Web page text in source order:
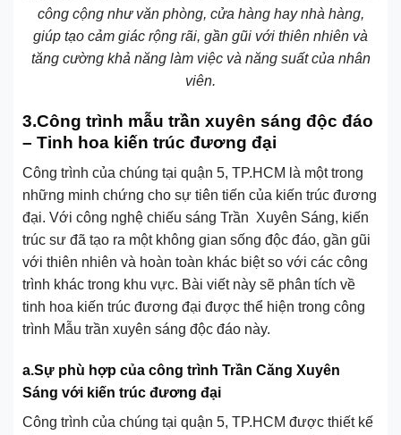
công cộng như văn phòng, cửa hàng hay nhà hàng,
giúp tạo cảm giác rộng rãi, gần gũi với thiên nhiên và
tăng cường khả năng làm việc và năng suất của nhân
viên.
3.Công trình mẫu trần xuyên sáng độc đáo
– Tinh hoa kiến trúc đương đại
Công trình của chúng tại quận 5, TP.HCM là một trong
những minh chứng cho sự tiên tiến của kiến trúc đương
đại. Với công nghệ chiếu sáng Trần Xuyên Sáng, kiến
trúc sư đã tạo ra một không gian sống độc đáo, gần gũi
với thiên nhiên và hoàn toàn khác biệt so với các công
trình khác trong khu vực. Bài viết này sẽ phân tích về
tinh hoa kiến trúc đương đại được thể hiện trong công
trình Mẫu trần xuyên sáng độc đáo này.
a.Sự phù hợp của công trình Trần Căng Xuyên
Sáng với kiến trúc đương đại
Công trình của chúng tại quận 5, TP.HCM được thiết kế